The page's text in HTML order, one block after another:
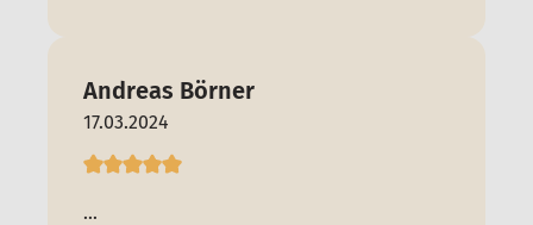
Andreas Börner
17.03.2024
...